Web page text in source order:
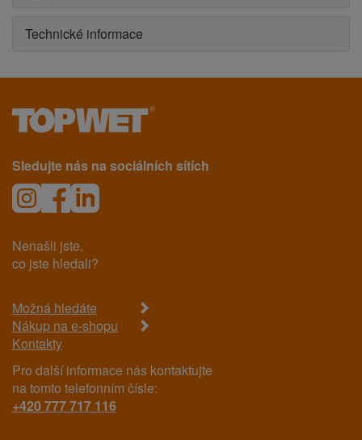
Technické informace
Sledujte nás na sociálních sítích
Nenašli jste,
co jste hledali?
Možná hledáte
Nákup na e-shopu
Kontakty
Pro další informace nás kontaktujte
na tomto telefonním čísle:
+420 777 717 116